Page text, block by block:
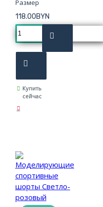
Размер
118.00BYN
Купить
сейчас